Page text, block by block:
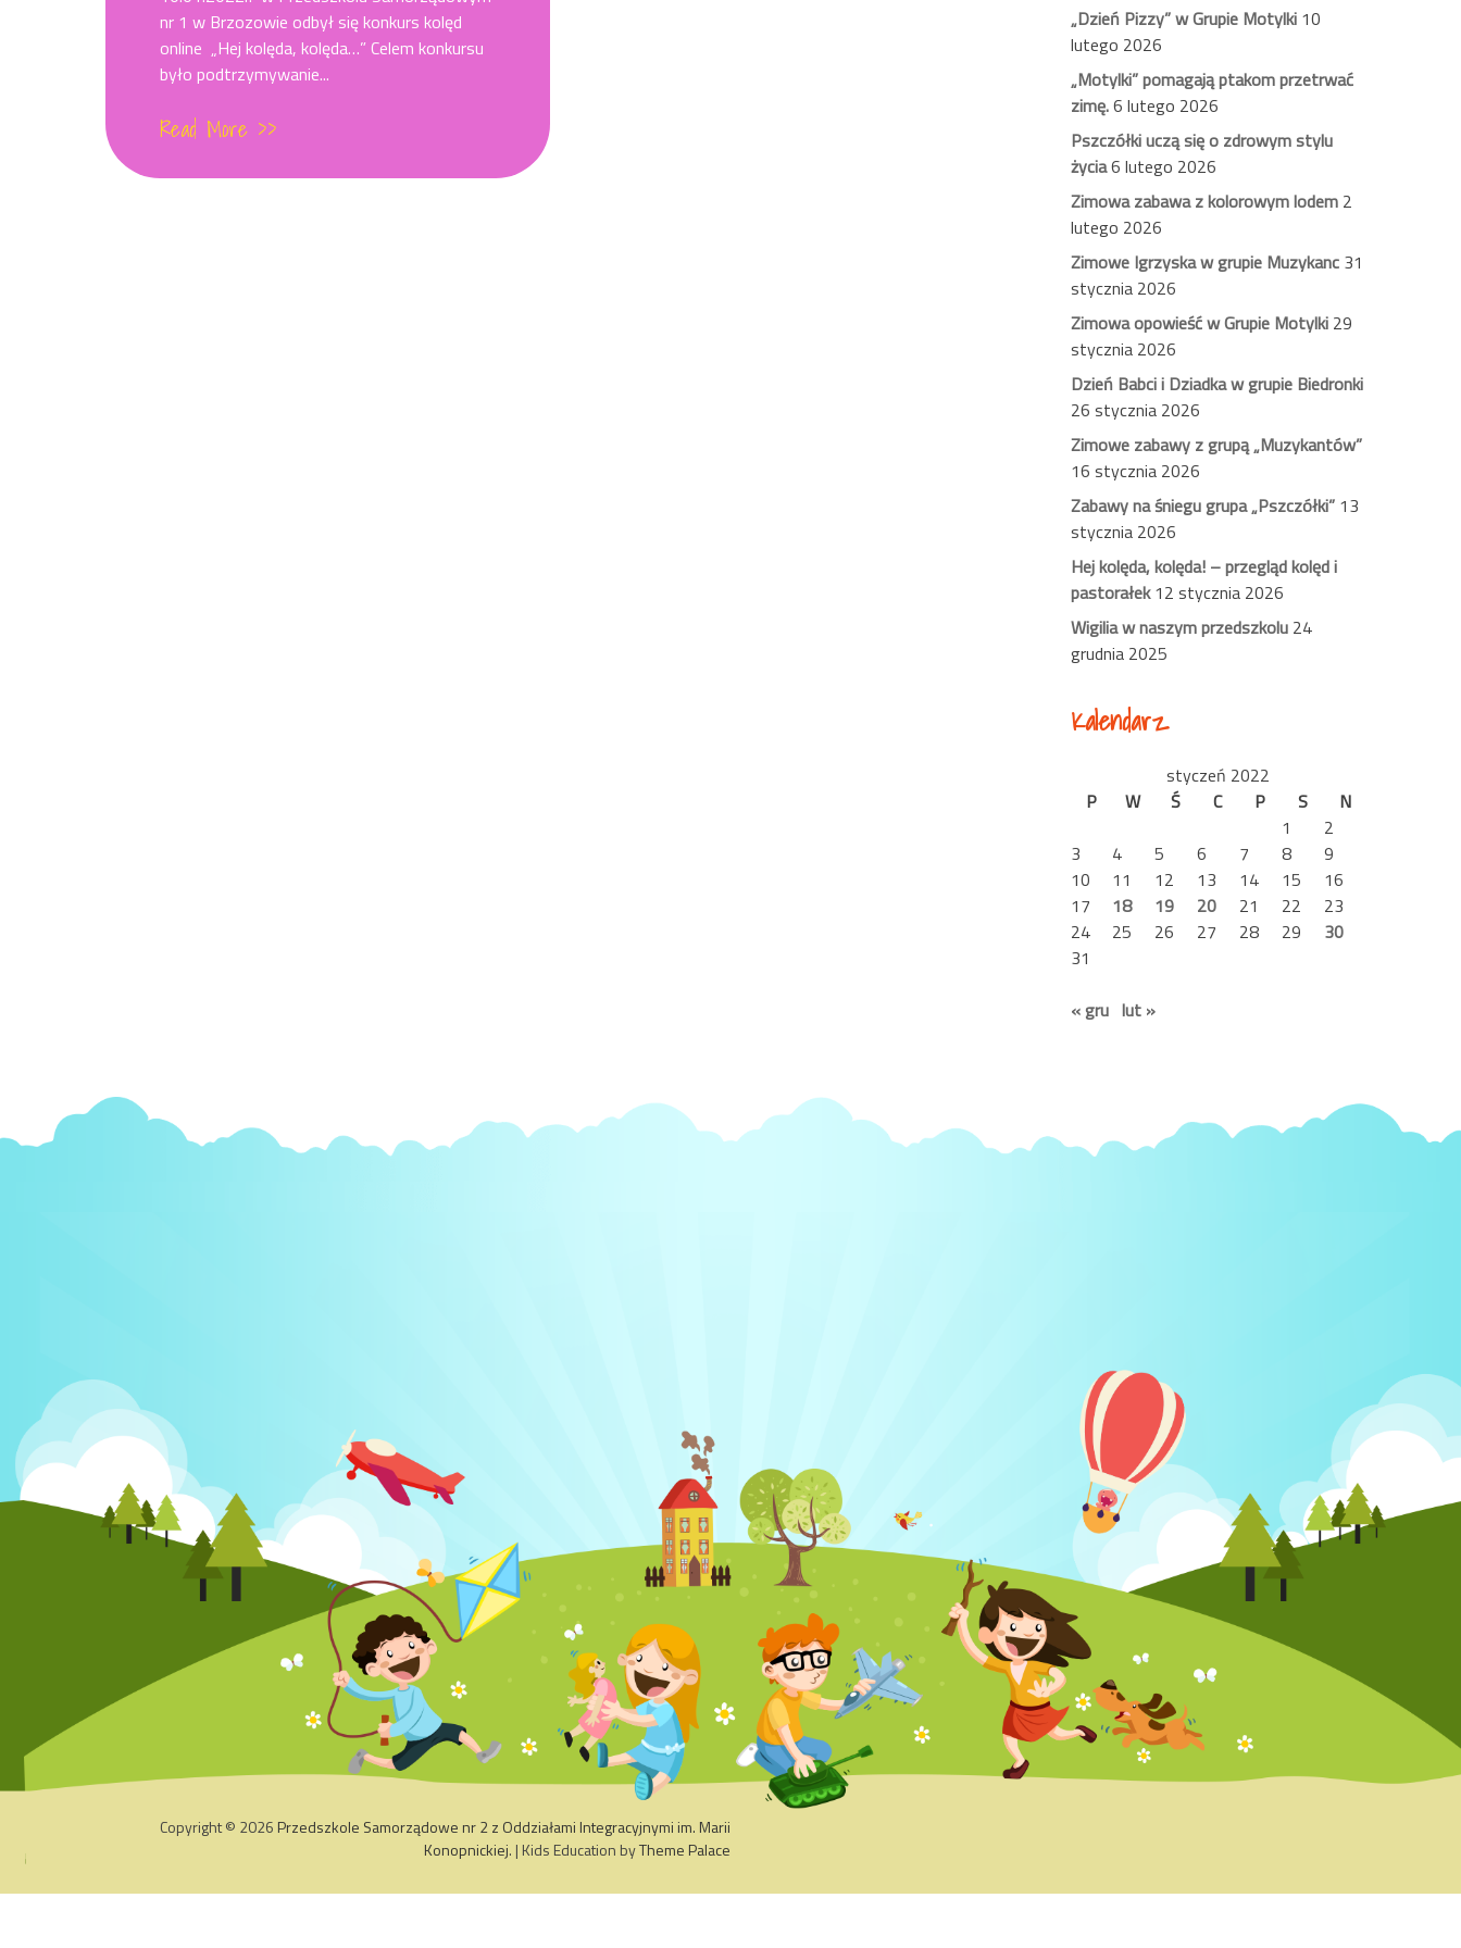
nr 1 w Brzozowie odbył się konkurs kolęd
online „Hej kolęda, kolęda…” Celem konkursu
było podtrzymywanie...
Read More >>
„Dzień Pizzy” w Grupie Motylki 10
lutego 2026
„Motylki” pomagają ptakom przetrwać
zimę.6 lutego 2026
Pszczółki uczą się o zdrowym stylu
życia6 lutego 2026
Zimowa zabawa z kolorowym lodem 2
lutego 2026
Zimowe Igrzyska w grupie Muzykanc 31
stycznia 2026
Zimowa opowieść w Grupie Motylki 29
stycznia 2026
Dzień Babci i Dziadka w grupie Biedronki
26 stycznia 2026
Zimowe zabawy z grupą „Muzykantów”
16 stycznia 2026
Zabawy na śniegu grupa „Pszczółki” 13
stycznia 2026
Hej kolęda, kolęda! – przegląd kolęd i
pastorałek 12 stycznia 2026
Wigilia w naszym przedszkolu 24
grudnia 2025
Kalendarz
styczeń 2022
P
W Ś C P S
N
1
2
3
4 5 6 7 8
9
10
11 12 13 14 15
16
17
18 19 20 21 22
23
24
25 26 27 28 29
30
31
« gru lut »
Copyright © 2026 Przedszkole Samorządowe nr 2 z Oddziałami Integracyjnymi im. Marii
Konopnickiej. | Kids Education byTheme Palace